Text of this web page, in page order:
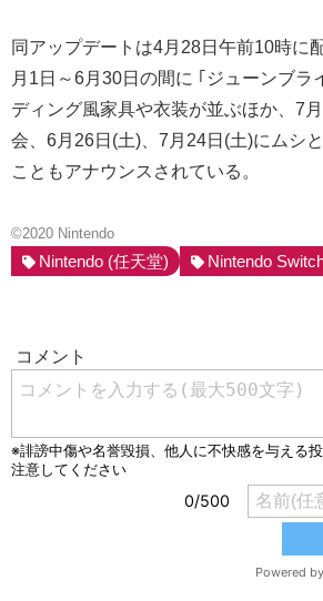
同アップデートは4月28日午前10時に
月1日～6月30日の間に ｢ジューンブラ
ディング風家具や衣装が並ぶほか、7
会、6月26日(土)、7月24日(土)にムシ
こともアナウンスされている。
©2020 Nintendo
Nintendo (任天堂) Nintendo